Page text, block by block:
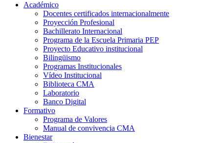
Académico
Docentes certificados internacionalmente
Proyección Profesional
Bachillerato Internacional
Programa de la Escuela Primaria PEP
Proyecto Educativo institucional
Bilingüismo
Programas Institucionales
Vídeo Institucional
Biblioteca CMA
Laboratorio
Banco Digital
Formativo
Programa de Valores
Manual de convivencia CMA
Bienestar